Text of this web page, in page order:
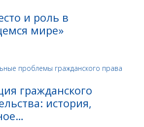
и роль в
мире»
гражданского
история,